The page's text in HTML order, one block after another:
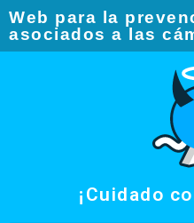
Web para la
asociados a las
¡Cuidado